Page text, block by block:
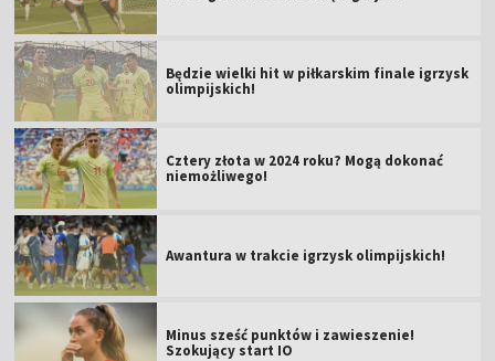
Będzie wielki hit w piłkarskim finale igrzysk
olimpijskich!
Cztery złota w 2024 roku? Mogą dokonać
niemożliwego!
Awantura w trakcie igrzysk olimpijskich!
Minus sześć punktów i zawieszenie!
Szokujący start IO